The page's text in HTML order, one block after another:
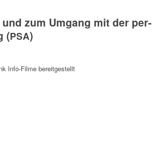
zum Umgang mit der per­
(PSA)
Info-Fil­me bereitgestellt